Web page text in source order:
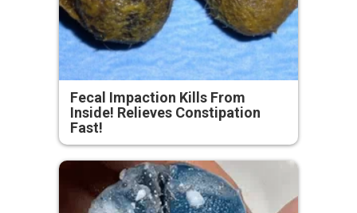
Fecal Impaction Kills From
Inside! Relieves Constipation
Fast!